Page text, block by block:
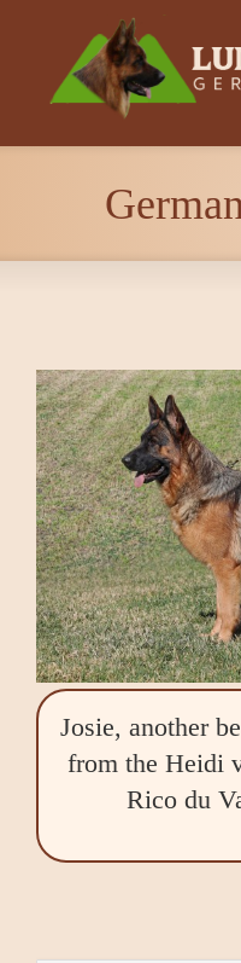
Josie, another
from the Heidi
Rico du